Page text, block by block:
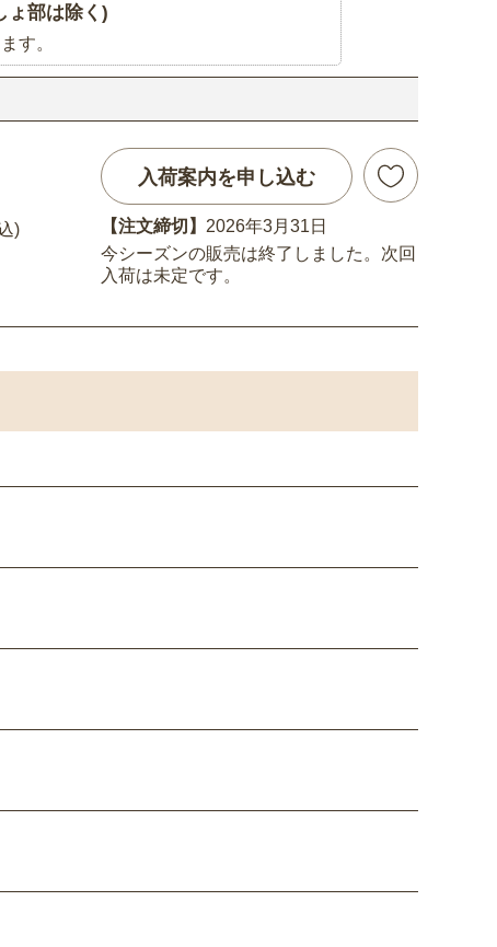
ょ部は除く)
す。
)
入荷案内を申し込む
【注文締切】 2026年3月31日
今シーズンの販売は終了しました。次回
入荷は未定です。